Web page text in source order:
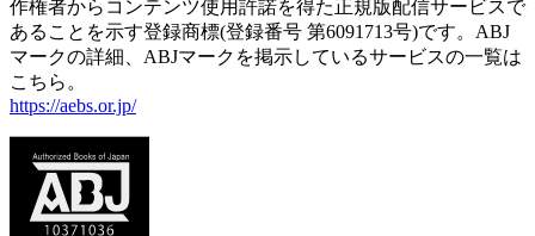
作権者からコンテンツ使用許諾を得た正規版配信サービスで
あることを示す登録商標(登録番号 第6091713号)です。ABJ
マークの詳細、ABJマークを掲示しているサービスの一覧は
こちら。
https://aebs.or.jp/